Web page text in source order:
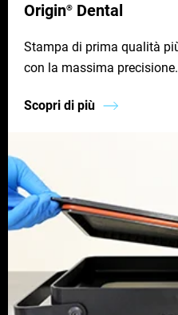
Origin® Dental
Stampa di prima qualità
con la massima precisione.
Scopri di più